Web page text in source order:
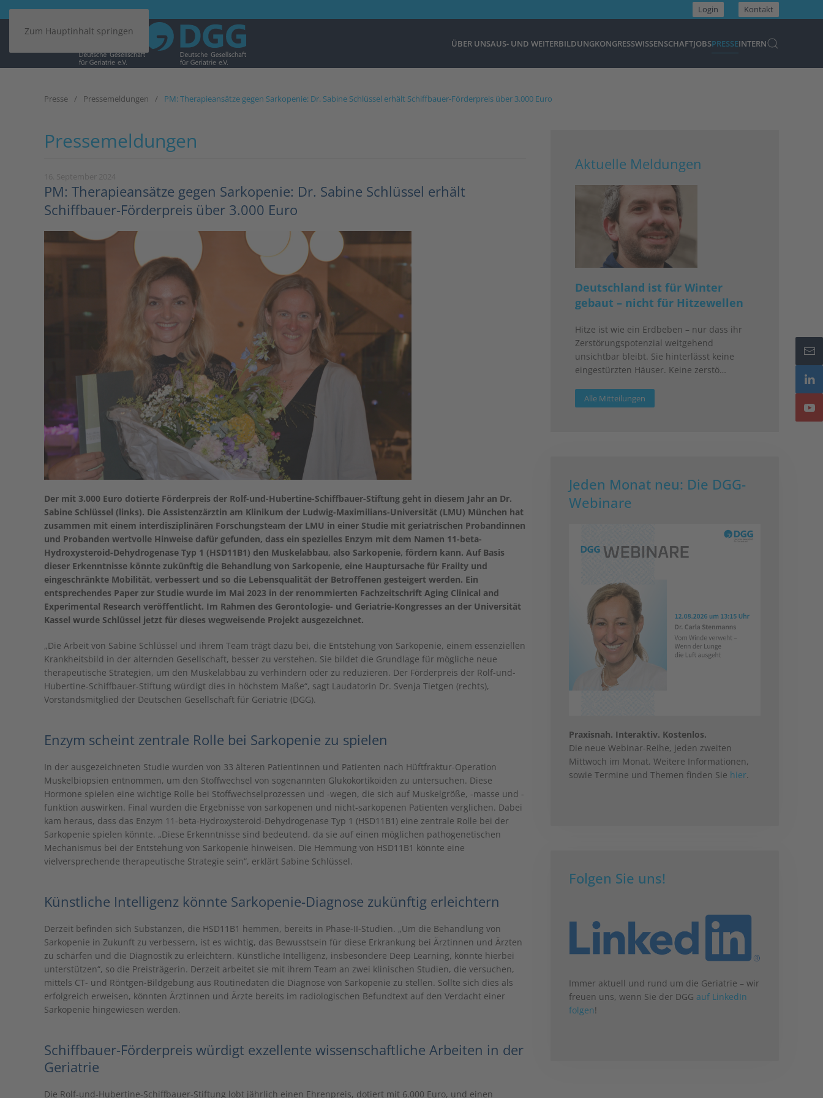
Zum Hauptinhalt springen
Login Kontakt
ÜBER UNSAUS- UND WEITERBILDUNGKONGRESSWISSENSCHAFTJOBSPRESSEINTERN
Presse Pressemeldungen PM: Therapieansätze gegen Sarkopenie: Dr. Sabine Schlüssel erhält Schiffbauer-Förderpreis über 3.000 Euro
Pressemeldungen
PM: Therapieansätze gegen Sarkopenie: Dr. Sabine Schlüssel erhält
Schiffbauer-Förderpreis über 3.000 Euro
Der mit 3.000 Euro dotierte Förderpreis der Rolf-und-Hubertine-Schiffbauer-Stiftung geht in diesem Jahr an Dr.
Sabine Schlüssel (links). Die Assistenzärztin am Klinikum der Ludwig-Maximilians-Universität (LMU) München hat
zusammen mit einem interdisziplinären Forschungsteam der LMU in einer Studie mit geriatrischen Probandinnen
und Probanden wertvolle Hinweise dafür gefunden, dass ein spezielles Enzym mit dem Namen 11-beta-
Hydroxysteroid-Dehydrogenase Typ 1 (HSD11B1) den Muskelabbau, also Sarkopenie, fördern kann. Auf Basis
dieser Erkenntnisse könnte zukünftig die Behandlung von Sarkopenie, eine Hauptursache für Frailty und
eingeschränkte Mobilität, verbessert und so die Lebensqualität der Betroffenen gesteigert werden. Ein
entsprechendes Paper zur Studie wurde im Mai 2023 in der renommierten Fachzeitschrift Aging Clinical and
Experimental Research veröffentlicht. Im Rahmen des Gerontologie- und Geriatrie-Kongresses an der Universität
Kassel wurde Schlüssel jetzt für dieses wegweisende Projekt ausgezeichnet.
„Die Arbeit von Sabine Schlüssel und ihrem Team trägt dazu bei, die Entstehung von Sarkopenie, einem essenziellen
Krankheitsbild in der alternden Gesellschaft, besser zu verstehen. Sie bildet die Grundlage für mögliche neue
therapeutische Strategien, um den Muskelabbau zu verhindern oder zu reduzieren. Der Förderpreis der Rolf-und-
Hubertine-Schiffbauer-Stiftung würdigt dies in höchstem Maße“, sagt Laudatorin Dr. Svenja Tietgen (rechts),
Vorstandsmitglied der Deutschen Gesellschaft für Geriatrie (DGG).
Enzym scheint zentrale Rolle bei Sarkopenie zu spielen
In der ausgezeichneten Studie wurden von 33 älteren Patientinnen und Patienten nach Hüftfraktur-Operation
Muskelbiopsien entnommen, um den Stoffwechsel von sogenannten Glukokortikoiden zu untersuchen. Diese
Hormone spielen eine wichtige Rolle bei Stoffwechselprozessen und -wegen, die sich auf Muskelgröße, -masse und -
funktion auswirken. Final wurden die Ergebnisse von sarkopenen und nicht-sarkopenen Patienten verglichen. Dabei
kam heraus, dass das Enzym 11-beta-Hydroxysteroid-Dehydrogenase Typ 1 (HSD11B1) eine zentrale Rolle bei der
Sarkopenie spielen könnte. „Diese Erkenntnisse sind bedeutend, da sie auf einen möglichen pathogenetischen
Mechanismus bei der Entstehung von Sarkopenie hinweisen. Die Hemmung von HSD11B1 könnte eine
vielversprechende therapeutische Strategie sein“, erklärt Sabine Schlüssel.
Künstliche Intelligenz könnte Sarkopenie-Diagnose zukünftig erleichtern
Derzeit befinden sich Substanzen, die HSD11B1 hemmen, bereits in Phase-II-Studien. „Um die Behandlung von
Sarkopenie in Zukunft zu verbessern, ist es wichtig, das Bewusstsein für diese Erkrankung bei Ärztinnen und Ärzten
zu schärfen und die Diagnostik zu erleichtern. Künstliche Intelligenz, insbesondere Deep Learning, könnte hierbei
unterstützen“, so die Preisträgerin. Derzeit arbeitet sie mit ihrem Team an zwei klinischen Studien, die versuchen,
mittels CT- und Röntgen-Bildgebung aus Routinedaten die Diagnose von Sarkopenie zu stellen. Sollte sich dies als
erfolgreich erweisen, könnten Ärztinnen und Ärzte bereits im radiologischen Befundtext auf den Verdacht einer
Sarkopenie hingewiesen werden.
Schiffbauer-Förderpreis würdigt exzellente wissenschaftliche Arbeiten in der
Geriatrie
Die Rolf-und-Hubertine-Schiffbauer-Stiftung lobt jährlich einen Ehrenpreis, dotiert mit 6.000 Euro, und einen
Aktuelle Meldungen
Deutschland ist für Winter
gebaut – nicht für Hitzewellen
Hitze ist wie ein Erdbeben – nur dass ihr
Zerstörungspotenzial weitgehend
unsichtbar bleibt. Sie hinterlässt keine
eingestürzten Häuser. Keine zerstö…
Alle Mitteilungen
Jeden Monat neu: Die DGG-
Webinare
Praxisnah. Interaktiv. Kostenlos.
Die neue Webinar-Reihe, jeden zweiten
Mittwoch im Monat. Weitere Informationen,
sowie Termine und Themen finden Sie hier.
Folgen Sie uns!
Immer aktuell und rund um die Geriatrie – wir
freuen uns, wenn Sie der DGG auf LinkedIn
folgen!